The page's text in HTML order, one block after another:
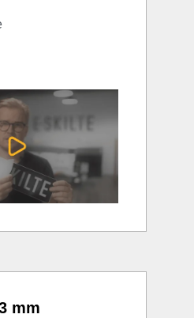
mm